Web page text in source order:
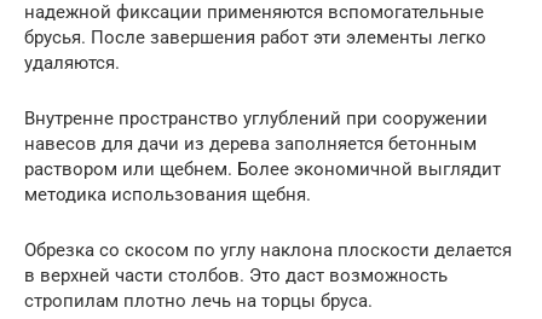
надежной фиксации применяются вспомогательные
брусья. После завершения работ эти элементы легко
удаляются.
Внутренне пространство углублений при сооружении
навесов для дачи из дерева заполняется бетонным
раствором или щебнем. Более экономичной выглядит
методика использования щебня.
Обрезка со скосом по углу наклона плоскости делается
в верхней части столбов. Это даст возможность
стропилам плотно лечь на торцы бруса.